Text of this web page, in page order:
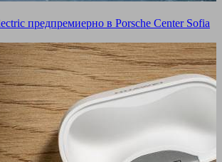
предпремиерно в Porsche Center Sofia